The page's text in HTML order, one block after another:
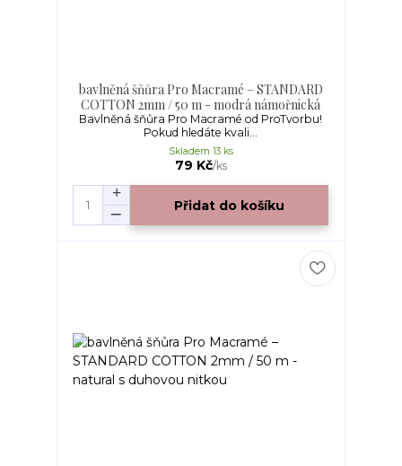
bavlněná šňůra Pro Macramé – STANDARD
COTTON 2mm / 50 m - modrá námořnická
Bavlněná šňůra Pro Macramé od ProTvorbu!
Pokud hledáte kvali...
79 Kč/ks
Skladem 13 ks
Přidat do košíku